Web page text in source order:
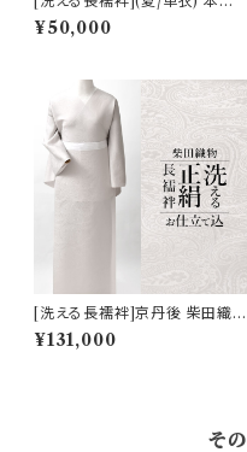
長襦袢 自宅で洗える天然素材
志賀麻 (商品番号:17670)
¥50,000
[洗える長襦袢]京丹後 柴田織物
謹製 洗える絹の長襦袢『SHID
ORI』ペイズリー 正絹 日本製
¥131,000
そ